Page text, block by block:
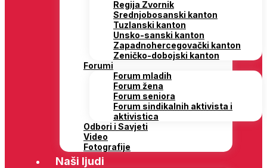
Regija Zvornik
Srednjobosanski kanton
Tuzlanski kanton
Unsko-sanski kanton
Zapadnohercegovački kanton
Zeničko-dobojski kanton
Forumi
Forum mladih
Forum žena
Forum seniora
Forum sindikalnih aktivista i
aktivistica
Odbori i Savjeti
Video
Fotografije
Naši ljudi